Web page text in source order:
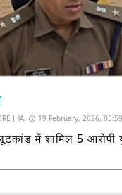
JHA, 19 February, 2026,
में शामिल 5 आरोपी